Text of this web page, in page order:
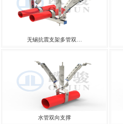
无锡抗震支架多管双…
水管双向支撑